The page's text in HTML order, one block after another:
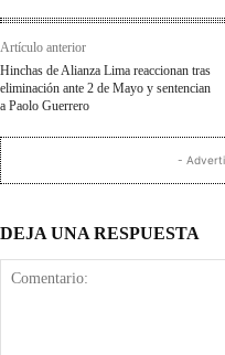
Artículo anterior
Hinchas de Alianza Lima reaccionan tras
eliminación ante 2 de Mayo y sentencian
a Paolo Guerrero
-
DEJA UNA RESPUESTA